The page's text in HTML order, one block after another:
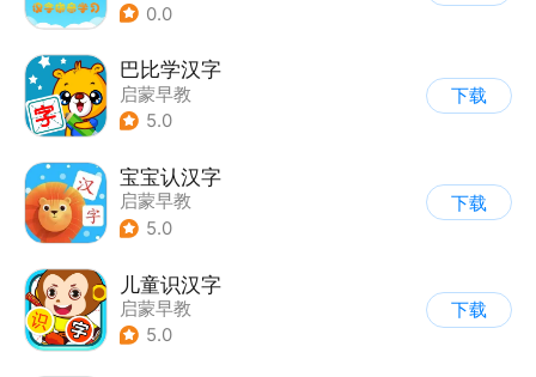
0.0
巴比学汉字
启蒙早教
5.0
下载
宝宝认汉字
启蒙早教
5.0
下载
儿童识汉字
启蒙早教
5.0
下载